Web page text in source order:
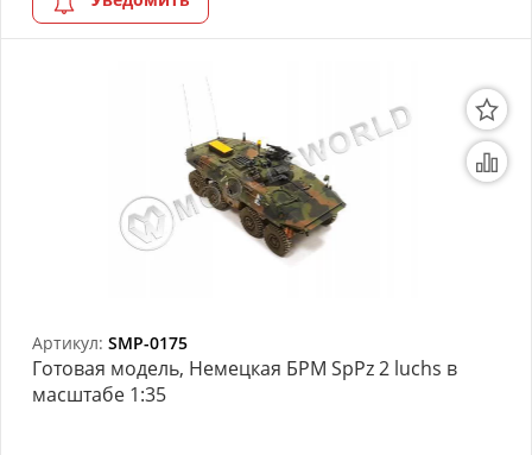
Артикул: SMP-0175
Готовая модель, Немецкая БРМ SpPz 2 luchs в
масштабе 1:35